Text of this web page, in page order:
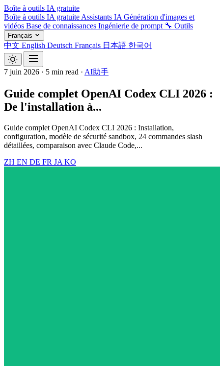
Boîte à outils IA gratuite
Boîte à outils IA gratuite Assistants IA Génération d'images et
vidéos Base de connaissances Ingénierie de prompt 🔧 Outils
Français
中文 English Deutsch Français 日本語 한국어
7 juin 2026 · 5 min read · AI助手
Guide complet OpenAI Codex CLI 2026 :
De l'installation à...
Guide complet OpenAI Codex CLI 2026 : Installation,
configuration, modèle de sécurité sandbox, 24 commandes slash
détaillées, comparaison avec Claude Code,...
ZH EN DE FR JA KO